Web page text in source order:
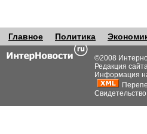
Главное Политика
©2008
Редакция
Информация